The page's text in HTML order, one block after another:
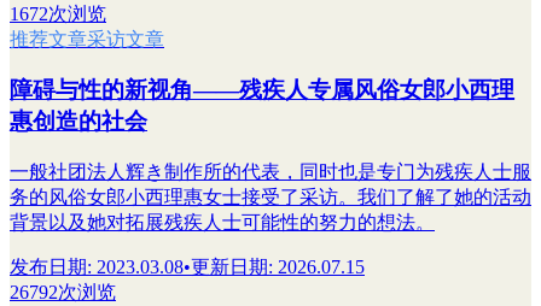
1672次浏览
推荐文章采访文章
障碍与性的新视角——残疾人专属风俗女郎小西理
惠创造的社会
一般社团法人辉き制作所的代表，同时也是专门为残疾人士服
务的风俗女郎小西理惠女士接受了采访。我们了解了她的活动
背景以及她对拓展残疾人士可能性的努力的想法。
发布日期: 2023.03.08•更新日期: 2026.07.15
26792次浏览